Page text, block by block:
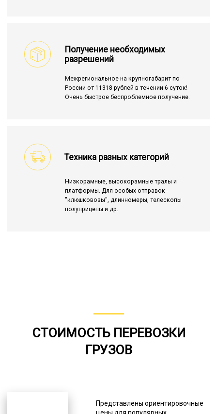
Получение необходимых
разрешений
Межрегиональное на крупногабарит по
России от 11318 рублей в течении 6 суток!
Очень быстрое беспроблемное получение.
Техника разных категорий
Низкорамные, высокорамные тралы и
платформы. Для особых отправок -
"клюшковозы", длинномеры, телескопы
полуприцепы и др.
СТОИМОСТЬ ПЕРЕВОЗКИ
ГРУЗОВ
Представлены ориентировочные
цены для популярных